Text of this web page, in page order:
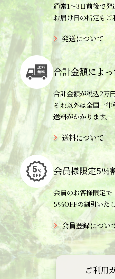
通常1〜3日前後で発
お届け日の指定もご
発送について
合計金額によ
合計金額が税込2万
それ以外は全国一
送料がかかります。
送料について
会員様限定5％
会員のお客様限定で
5％OFFの割引いた
会員登録につい
ご利用